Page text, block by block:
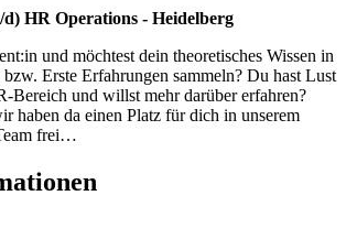
HR Operations - Heidelberg
und möchtest dein theoretisches Wissen in
bzw. Erste Erfahrungen sammeln? Du hast Lust
Bereich und willst mehr darüber erfahren?
haben da einen Platz für dich in unserem
frei…